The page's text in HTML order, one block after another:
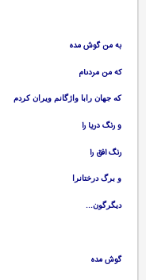
به من گوش مده‏
كه من مردى‏ام‏
كه جهان رابا واژگانم ويران كردم‏
و رنگ دريا را
رنگ افق را
و برگ درختانرا
ديگرگون...
گوش مده‏